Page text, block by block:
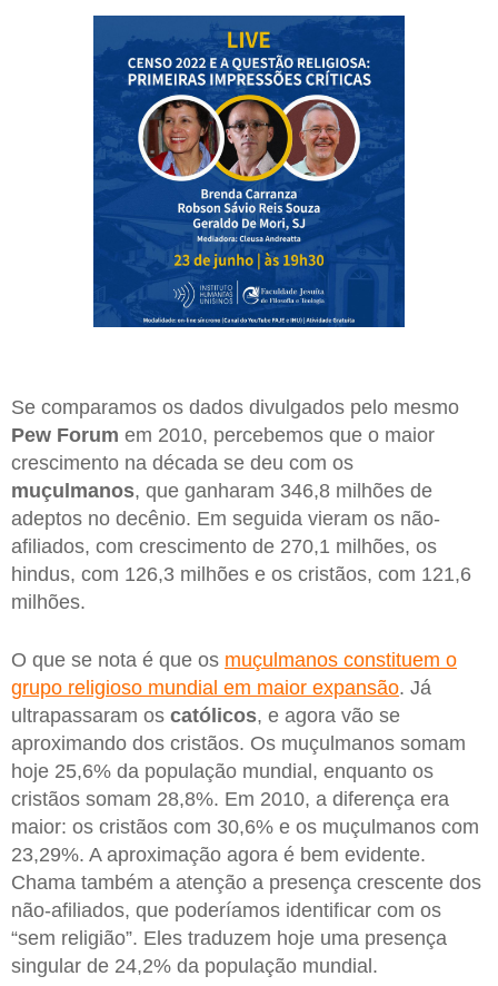
Se comparamos os dados divulgados pelo mesmo
Pew Forum em 2010, percebemos que o maior
crescimento na década se deu com os
muçulmanos, que ganharam 346,8 milhões de
adeptos no decênio. Em seguida vieram os não-
afiliados, com crescimento de 270,1 milhões, os
hindus, com 126,3 milhões e os cristãos, com 121,6
milhões.
O que se nota é que os muçulmanos constituem o
grupo religioso mundial em maior expansão. Já
ultrapassaram os católicos, e agora vão se
aproximando dos cristãos. Os muçulmanos somam
hoje 25,6% da população mundial, enquanto os
cristãos somam 28,8%. Em 2010, a diferença era
maior: os cristãos com 30,6% e os muçulmanos com
23,29%. A aproximação agora é bem evidente.
Chama também a atenção a presença crescente dos
não-afiliados, que poderíamos identificar com os
“sem religião”. Eles traduzem hoje uma presença
singular de 24,2% da população mundial.